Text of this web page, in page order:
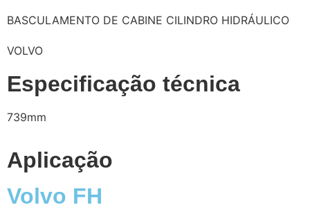
BASCULAMENTO DE CABINE CILINDRO HIDRÁULICO
VOLVO
Especificação técnica
739mm
Aplicação
Volvo FH